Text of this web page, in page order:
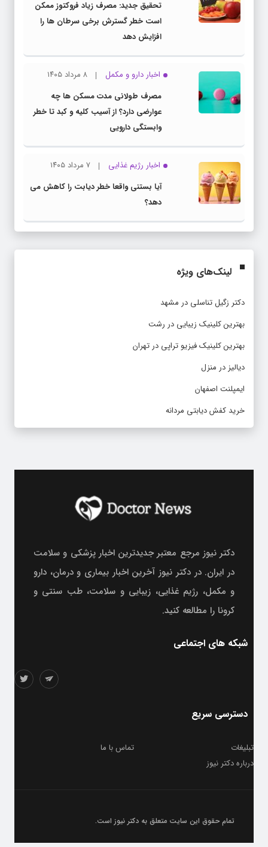
تحقیق جدید: مصرف زیاد فروکتوز ممکن
است خطر گسترش برخی سرطان ها را
افزایش دهد
اخبار دارو و مکمل
۸ مرداد ۱۴۰۵
مصرف طولانی مدت مسکن ها چه
عوارضی دارد؟ از آسیب کلیه و کبد تا خطر
وابستگی دارویی
اخبار رژیم غذایی
۷ مرداد ۱۴۰۵
آیا بستنی واقعا خطر دیابت را کاهش می
دهد؟
لینک‌های ویژه
دکتر زگیل تناسلی در مشهد
بهترین کلینیک زیبایی در رشت
بهترین کلینیک فیزیو تراپی در تهران
دیالیز در منزل
ایمپلنت اصفهان
خرید کفش دیابتی مردانه
دکتر نیوز مرجع معتبر جدیدترین اخبار پزشکی و سلامت
در ایران. در دکتر نیوز آخرین اخبار بیماری و درمان، دارو
و مکمل، رژیم غذایی، زیبایی و سلامت، طب سنتی و
کرونا را مطالعه کنید.
شبکه های اجتماعی
دسترسی سریع
تبلیغات
تماس با ما
درباره دکتر نیوز
تمام حقوق این سایت متعلق به دکتر نیوز است.